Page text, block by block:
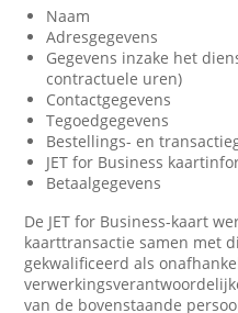
Naam
Adresgegevens
Gegevens inzake het
contractuele uren)
Contactgegevens
Tegoedgegevens
Bestellings- en
JET for Business
Betaalgegevens
De JET for Business-kaart
kaarttransactie samen met
gekwalificeerd als
van de bovenstaande